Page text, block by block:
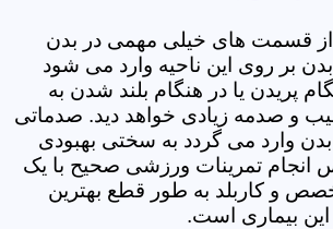
قسمت های خیلی مهمی در بدن
بر روی این ناحیه وارد می شود
پریدن یا در هنگام بلند شدن به
و صدمه زیادی خواهد دید. صدماتی
بدن وارد می گردد به سختی بهبودی
انجام تمرینات ورزشی صحیح با یک
و کاربلد به طور قطع بهترین
بیماری است.